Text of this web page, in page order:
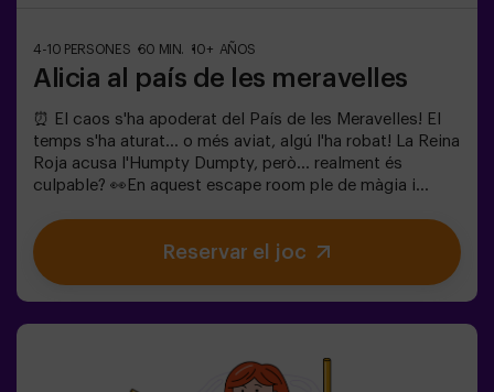
4-10 PERSONES 60 MIN. 10+ AÑOS
Alicia al país de les meravelles
⏰ El caos s'ha apoderat del País de les Meravelles! El
temps s'ha aturat... o més aviat, algú l'ha robat! La Reina
Roja acusa l'Humpty Dumpty, però... realment és
culpable? 👀En aquest escape room ple de màgia i
enigmes absurds (com els que li agraden al Barreter).🔹
Enfrontar-te a personatges icònics (compte amb la
Reina de Cors!).🔹 Trobar el temps perdut abans que el
❗Menors de 14 anys: requereixen 1 adult
acompanyant.Opció amb monitor disponible (consulta
Reservar el joc